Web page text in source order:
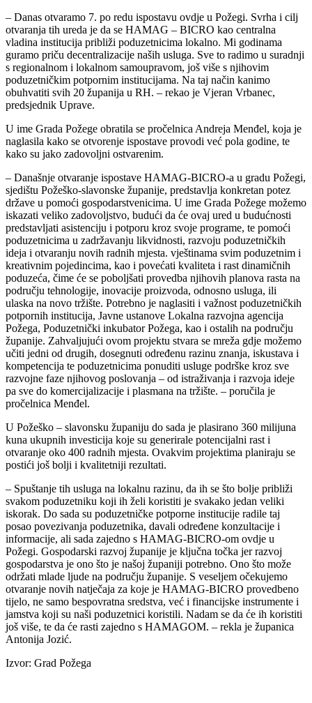
– Danas otvaramo 7. po redu ispostavu ovdje u Požegi. Svrha i cilj
otvaranja tih ureda je da se HAMAG – BICRO kao centralna
vladina institucija približi poduzetnicima lokalno. Mi godinama
guramo priču decentralizacije naših usluga. Sve to radimo u suradnji
s regionalnom i lokalnom samoupravom, još više s njihovim
poduzetničkim potpornim institucijama. Na taj način kanimo
obuhvatiti svih 20 županija u RH. – rekao je Vjeran Vrbanec,
predsjednik Uprave.
U ime Grada Požege obratila se pročelnica Andreja Menđel, koja je
naglasila kako se otvorenje ispostave provodi već pola godine, te
kako su jako zadovoljni ostvarenim.
– Današnje otvaranje ispostave HAMAG-BICRO-a u gradu Požegi,
sjedištu Požeško-slavonske županije, predstavlja konkretan potez
države u pomoći gospodarstvenicima. U ime Grada Požege možemo
iskazati veliko zadovoljstvo, budući da će ovaj ured u budućnosti
predstavljati asistenciju i potporu kroz svoje programe, te pomoći
poduzetnicima u zadržavanju likvidnosti, razvoju poduzetničkih
ideja i otvaranju novih radnih mjesta. vještinama svim poduzetnim i
kreativnim pojedincima, kao i povećati kvaliteta i rast dinamičnih
poduzeća, čime će se poboljšati provedba njihovih planova rasta na
području tehnologije, inovacije proizvoda, odnosno usluga, ili
ulaska na novo tržište. Potrebno je naglasiti i važnost poduzetničkih
potpornih institucija, Javne ustanove Lokalna razvojna agencija
Požega, Poduzetnički inkubator Požega, kao i ostalih na području
županije. Zahvaljujući ovom projektu stvara se mreža gdje možemo
učiti jedni od drugih, dosegnuti određenu razinu znanja, iskustava i
kompetencija te poduzetnicima ponuditi usluge podrške kroz sve
razvojne faze njihovog poslovanja – od istraživanja i razvoja ideje
pa sve do komercijalizacije i plasmana na tržište. – poručila je
pročelnica Menđel.
U Požeško – slavonsku županiju do sada je plasirano 360 milijuna
kuna ukupnih investicija koje su generirale potencijalni rast i
otvaranje oko 400 radnih mjesta. Ovakvim projektima planiraju se
postići još bolji i kvalitetniji rezultati.
– Spuštanje tih usluga na lokalnu razinu, da ih se što bolje približi
svakom poduzetniku koji ih želi koristiti je svakako jedan veliki
iskorak. Do sada su poduzetničke potporne institucije radile taj
posao povezivanja poduzetnika, davali određene konzultacije i
informacije, ali sada zajedno s HAMAG-BICRO-om ovdje u
Požegi. Gospodarski razvoj županije je ključna točka jer razvoj
gospodarstva je ono što je našoj županiji potrebno. Ono što može
održati mlade ljude na području županije. S veseljem očekujemo
otvaranje novih natječaja za koje je HAMAG-BICRO provedbeno
tijelo, ne samo bespovratna sredstva, već i financijske instrumente i
jamstva koji su naši poduzetnici koristili. Nadam se da će ih koristiti
još više, te da će rasti zajedno s HAMAGOM. – rekla je županica
Antonija Jozić.
Izvor: Grad Požega